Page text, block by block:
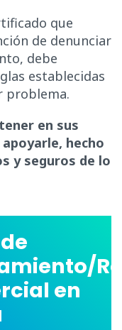
que
de denunciar
debe
establecidas
problema.
en sus
hecho
y seguros de lo
en